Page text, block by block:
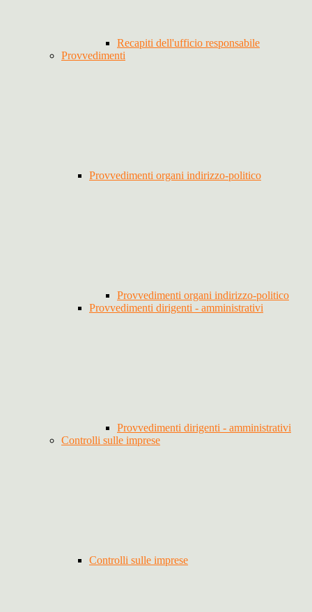
Recapiti dell'ufficio responsabile
Provvedimenti
Provvedimenti organi indirizzo-politico
Provvedimenti organi indirizzo-politico
Provvedimenti dirigenti - amministrativi
Provvedimenti dirigenti - amministrativi
Controlli sulle imprese
Controlli sulle imprese